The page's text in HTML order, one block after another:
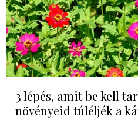
3 lépés, amit be kell
növényeid túléljék a